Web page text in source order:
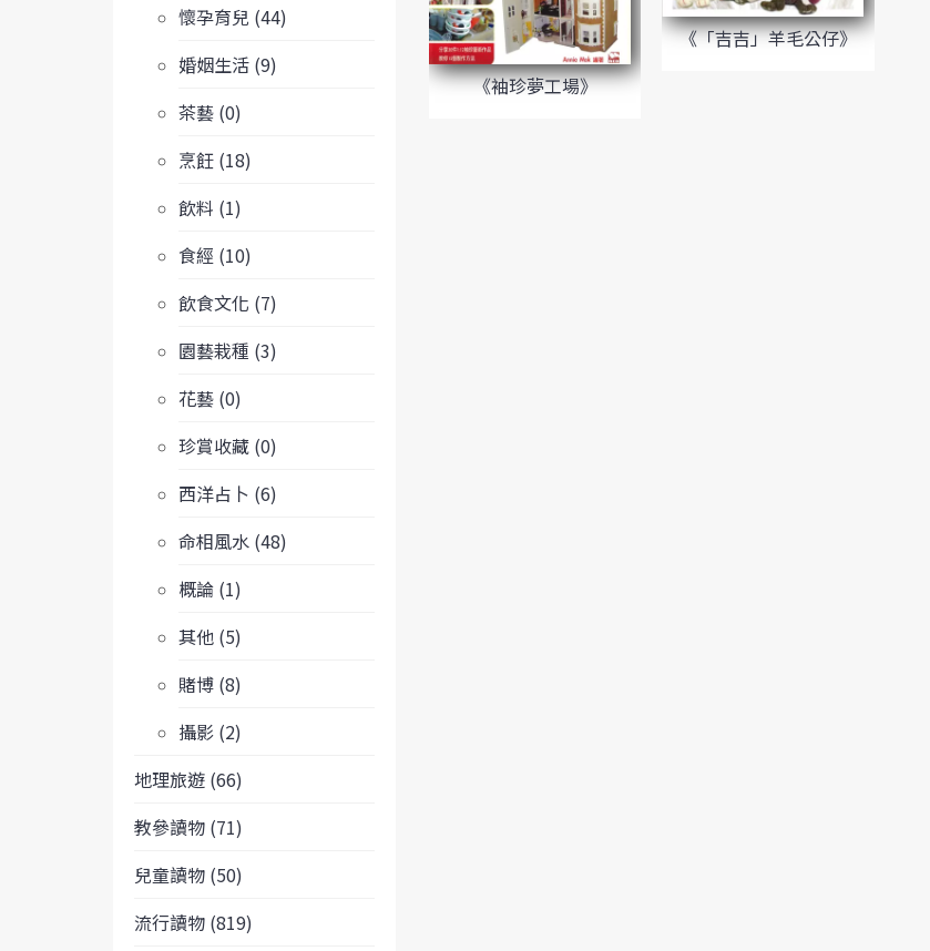
懷孕育兒 (44)
婚姻生活 (9)
茶藝 (0)
烹飪 (18)
飲料 (1)
食經 (10)
飲食文化 (7)
園藝栽種 (3)
花藝 (0)
珍賞收藏 (0)
西洋占卜 (6)
命相風水 (48)
概論 (1)
其他 (5)
賭博 (8)
攝影 (2)
地理旅遊 (66)
教參讀物 (71)
兒童讀物 (50)
流行讀物 (819)
《袖珍夢工場》
《「吉吉」羊毛公仔》